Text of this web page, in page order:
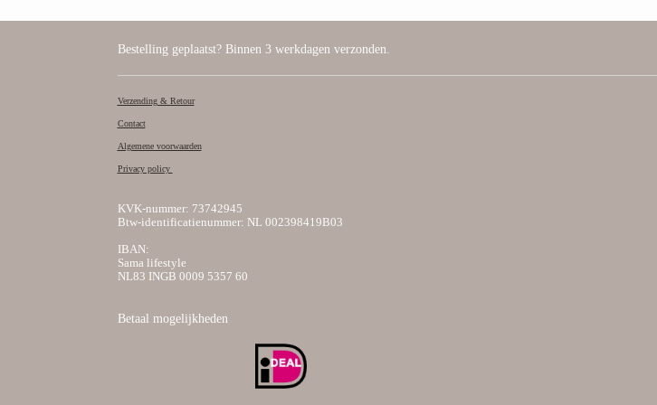
Bestelling geplaatst? Binnen 3 werkdagen verzonden.
Verzending & Retour
Contact
Algemene voorwaarden
Privacy policy
KVK-nummer: 73742945
Btw-identificatienummer: NL 002398419B03
IBAN:
Sama lifestyle
NL83 INGB 0009 5357 60
Betaal mogelijkheden